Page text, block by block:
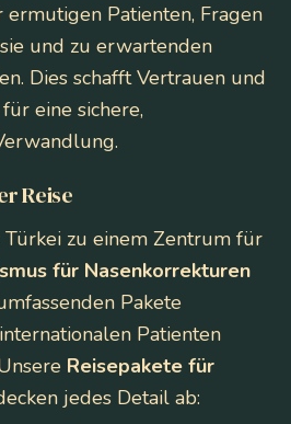
Patienten, Fragen
und zu erwartenden
Dies schafft Vertrauen und
eine sichere,
Reise
zu einem Zentrum für
für Nasenkorrekturen
Pakete
Patienten
Reisepakete für
jedes Detail ab: